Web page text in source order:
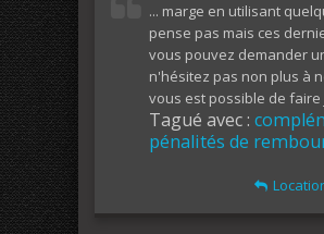
... marge en utilisant
pense pas mais ces
vous pouvez demander
n'hésitez pas non plus à
vous est possible de
Tagué avec :
pénalités de